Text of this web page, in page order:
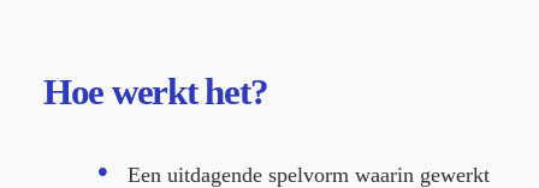
Hoe werkt het?
Een uitdagende spelvorm waarin gewerkt